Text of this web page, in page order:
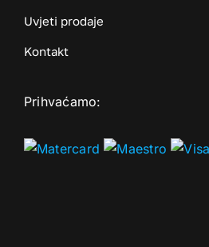
Uvjeti prodaje
Kontakt
Prihvaćamo: